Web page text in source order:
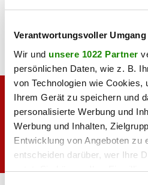
Verantwortungsvoller
Wir und unsere 1022 Partner
persönlichen Daten, wie z. B.
von Technologien wie Cookies,
Ihrem Gerät zu speichern und
personalisierte Werbung und
Werbung und Inhalten,
Entwicklung von Angeboten zu
entscheiden darüber, wer Ihre
nutzt. Sie können Ihre
zur Authentifizierung am